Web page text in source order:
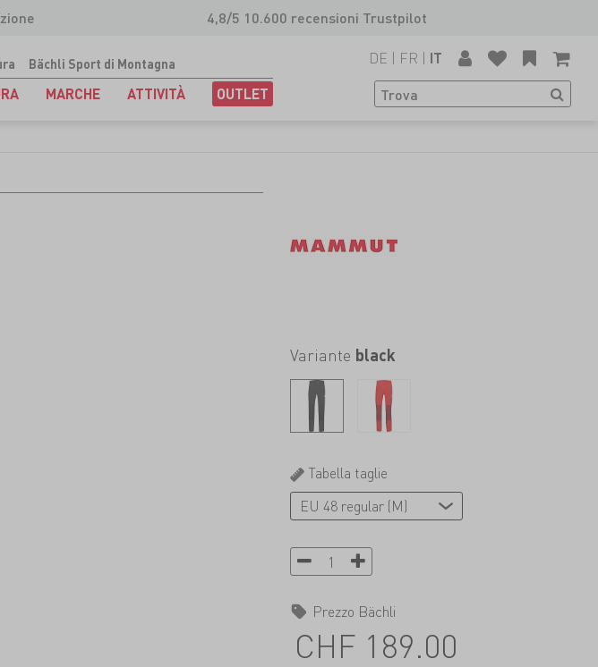
4,8/5 10.600 recensioni Trustpilot
Bächli Sport di Montagna
MARCHE ATTIVITÀ OUTLET
DE | FR | IT
Variante black
Tabella taglie
Prezzo Bächli
CHF 189.00